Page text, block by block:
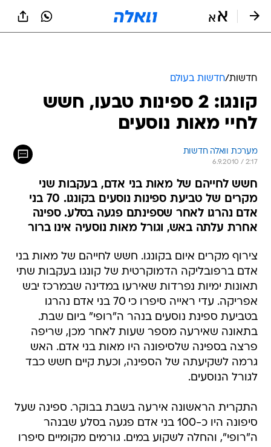
חדשות/חדשות בעולם
קונגו: 2 ספינות טבעו, חשש
לחיי מאות נוסעים
מערכת וואלה חדשות
6.9.2010 / 2:17
חשש לחייהם של מאות בני אדם, בעקבות שני
מקרים של טביעת ספינות נוסעים בקונגו. 70 בני
אדם נהרגו לאחר שספינתם פגעה בסלע. ספינה
אחרת עלתה באש, וגורל מאות נוסעיה אינו ברור
צירוף מקרים איום בקונגו. חשש לחייהם של מאות בני
אדם ברפובליקה הדמוקרטית של קונגו בעקבות שתי
תאונות ימיות נפרדות שאירעו במדינה שבמרכז יבש
אפריקה. עדי ראייה סיפרו כי 70 בני אדם נהרגו
בטביעת ספינת נוסעים בנהר ה"רופי" ביום שבת.
בתאונה שאירעה מספר שעות לאחר מכן, שריפה
פרצה בספינה שלסיפונה היו מאות בני אדם. האש
גרמה לשקיעתה של הספינה, וכעת קיים חשש כבד
לגורל הנוסעים.
התקרית הראשונה אירעה בשבת בבוקר. ספינה שעל
סיפונה היו כ-100 בני אדם פגעה בסלע שבנהר
ה"רופי", והחלה לשקוע במים. גורמים מקומיים סיפרו